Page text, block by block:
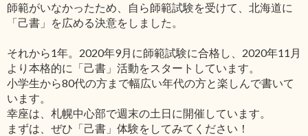
師範がいなかったため、自ら師範試験を受けて、北海道に
「己書」を広める決意をしました。
それから1年。2020年9月に師範試験に合格し、2020年11月
より本格的に「己書」活動をスタートしています。
小学生から80代の方まで幅広い年代の方と楽しんで書いて
います。
幸座は、札幌中心部で週末の土日に開催しています。
まずは、ぜひ「己書」体験をしてみてください！